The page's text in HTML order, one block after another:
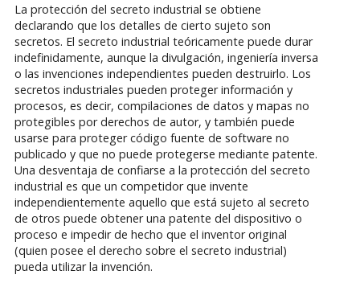
La protección del secreto industrial se obtiene
declarando que los detalles de cierto sujeto son
secretos. El secreto industrial teóricamente puede durar
indefinidamente, aunque la divulgación, ingeniería inversa
o las invenciones independientes pueden destruirlo. Los
secretos industriales pueden proteger información y
procesos, es decir, compilaciones de datos y mapas no
protegibles por derechos de autor, y también puede
usarse para proteger código fuente de software no
publicado y que no puede protegerse mediante patente.
Una desventaja de confiarse a la protección del secreto
industrial es que un competidor que invente
independientemente aquello que está sujeto al secreto
de otros puede obtener una patente del dispositivo o
proceso e impedir de hecho que el inventor original
(quien posee el derecho sobre el secreto industrial)
pueda utilizar la invención.